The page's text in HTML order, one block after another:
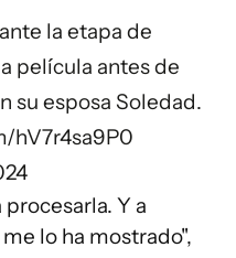
la etapa de
película antes de
su esposa Soledad.
hV7r4sa9P0
Y a
lo ha mostrado",